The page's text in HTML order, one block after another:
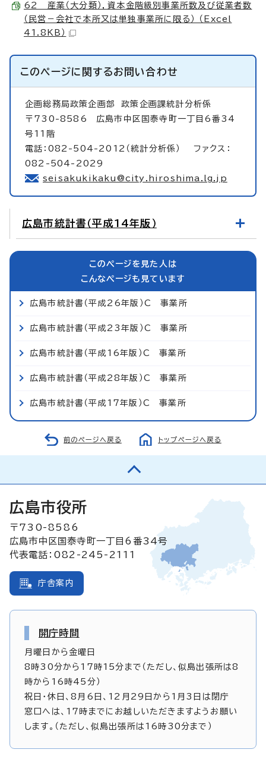
62 産業（大分類），資本金階級別事業所数及び従業者数
（民営－会社で本所又は単独事業所に限る） （Excel
41.8KB）
このページに関するお問い合わせ
企画総務局政策企画部政策企画課統計分析係
〒730-8586 広島市中区国泰寺町一丁目6番34
号11階
電話：082-504-2012（統計分析係） ファクス：
082-504-2029
seisakukikaku@city.hiroshima.lg.jp
広島市統計書（平成14年版）
このページを見た人は
こんなページも見ています
広島市統計書（平成26年版）C 事業所
広島市統計書（平成23年版）C 事業所
広島市統計書（平成16年版）C 事業所
広島市統計書（平成28年版）C 事業所
広島市統計書（平成17年版）C 事業所
前のページへ戻る トップページへ戻る
広島市役所
〒730-8586
広島市中区国泰寺町一丁目6番34号
代表電話：082-245-2111
庁舎案内
開庁時間
月曜日から金曜日
8時30分から17時15分まで（ただし、似島出張所は8
時から16時45分）
祝日・休日、8月6日、12月29日から1月3日は閉庁
窓口へは、17時までにお越しいただきますようお願い
します。（ただし、似島出張所は16時30分まで）